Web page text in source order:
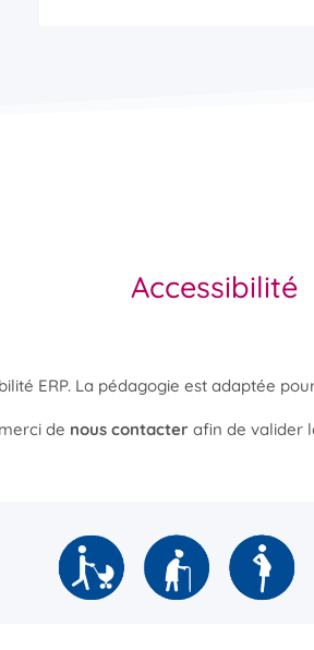
Accessibilité
ERP. La pédagogie est adaptée
de nous contacter afin de valider